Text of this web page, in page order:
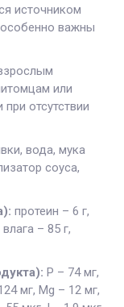
источником
важны
или
отсутствии
вода, мука
соуса,
протеин – 6 г,
– 85 г,
P – 74 мг,
мг, Mg – 12 мг,